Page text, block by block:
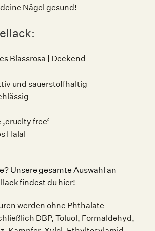
Nägel gesund!
Blassrosa | Deckend
und sauerstoffhaltig
free‘
Halal
Unsere gesamte Auswahl an
findest du hier!
werden ohne Phthalate
DBP, Toluol, Formaldehyd,